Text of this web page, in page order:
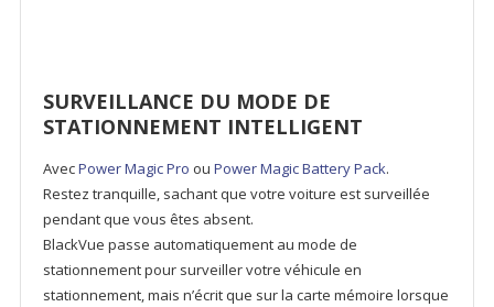
SURVEILLANCE DU MODE DE
STATIONNEMENT INTELLIGENT
AvecPower Magic Pro ou Power Magic Battery Pack.
Restez tranquille, sachant que votre voiture est surveillée
pendant que vous êtes absent.
BlackVue passe automatiquement au mode de
stationnement pour surveiller votre véhicule en
stationnement, mais n’écrit que sur la carte mémoire lorsque